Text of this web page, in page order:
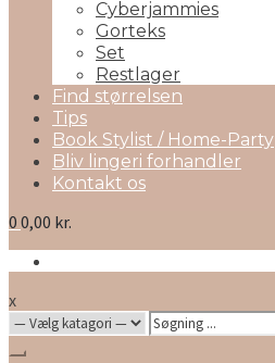
Cyberjammies
Gorteks
Set
Restlager
Find størrelsen
Tips
Book Stylist / Home-Party
Bliv lingeri forhandler
Kontakt os
0 0,00 kr.
x
Search
for: